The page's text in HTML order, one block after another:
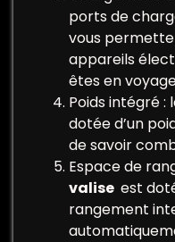
ports de
vous
appareils
êtes en
Poids intégré :
dotée d’un
de savoir
Espace de
valise est
rangement